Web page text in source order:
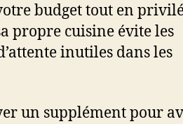
budget tout en
propre cuisine évite les
inutiles dans les
un supplément pour